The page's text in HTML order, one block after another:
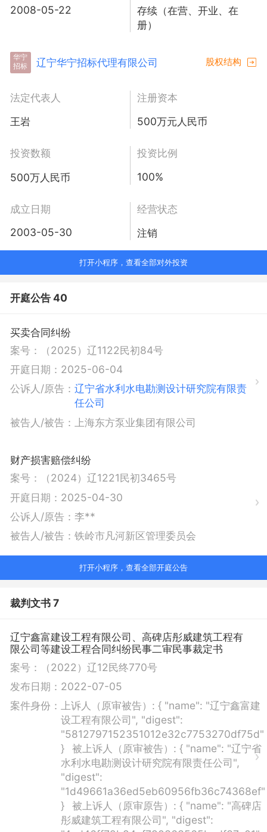
2008-05-22
存续（在营、开业、在
册）
华宁
招标
辽宁华宁招标代理有限公司 股权结构
法定代表人
王岩
注册资本
500万元人民币
投资数额
500万人民币
投资比例
100%
成立日期
2003-05-30
经营状态
注销
打开小程序，查看全部对外投资
开庭公告 40
买卖合同纠纷
案号：
（2025）辽1122民初84号
开庭日期： 2025-06-04
公诉人/原告： 辽宁省水利水电勘测设计研究院有限责
任公司
被告人/被告：
上海东方泵业集团有限公司
财产损害赔偿纠纷
案号：
（2024）辽1221民初3465号
开庭日期： 2025-04-30
公诉人/原告： 李**
被告人/被告： 铁岭市凡河新区管理委员会
打开小程序，查看全部开庭公告
裁判文书 7
辽宁鑫富建设工程有限公司、高碑店彤威建筑工程有
限公司等建设工程合同纠纷民事二审民事裁定书
案号：
（2022）辽12民终770号
发布日期： 2022-07-05
案件身份： 上诉人（原审被告）: { "name": "辽宁鑫富建
设工程有限公司", "digest":
"5812797152351012e32c7753270df75d"
}
被上诉人（原审被告）: { "name": "辽宁省
水利水电勘测设计研究院有限责任公司",
"digest":
"1d49661a36ed5eb60956fb36c74368ef"
}
被上诉人（原审原告）: { "name": "高碑店
彤威建筑工程有限公司", "digest":